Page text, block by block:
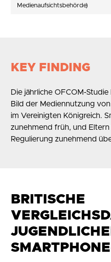
Medienaufsichtsbehörde)
KEY FINDING
Die jährliche OFCOM-
Bild der Mediennutzung
im Vereinigten Königreich.
zunehmend früh, und
Regulierung zunehmend
BRITISCHE